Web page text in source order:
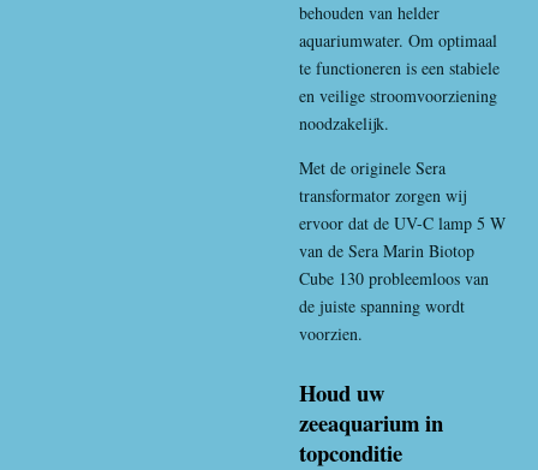
behouden van helder
aquariumwater. Om optimaal
te functioneren is een stabiele
en veilige stroomvoorziening
noodzakelijk.
Met de originele Sera
transformator zorgen wij
ervoor dat de UV-C lamp 5 W
van de Sera Marin Biotop
Cube 130 probleemloos van
de juiste spanning wordt
voorzien.
Houd uw
zeeaquarium in
topconditie